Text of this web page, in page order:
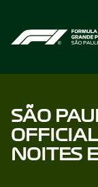
SÃO
NOITES